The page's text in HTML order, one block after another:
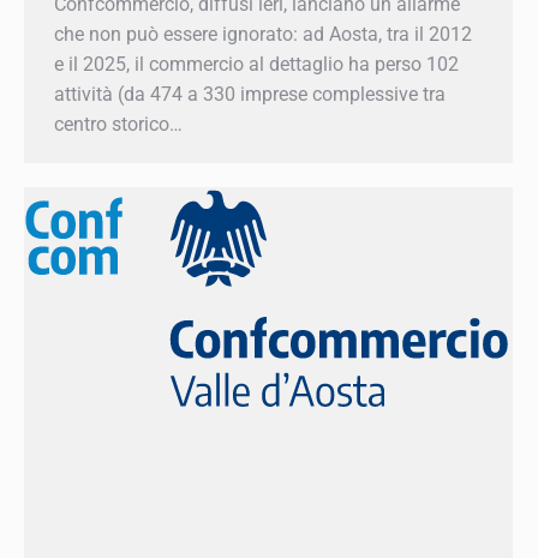
tra il 2012 e il 2025, il commercio al dettaglio ha
perso 102 attività (da 474 a 330 imprese
complessive tra centro storico…